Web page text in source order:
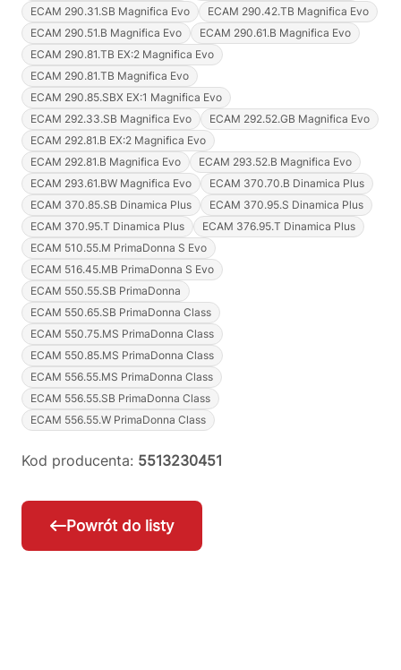
ECAM 290.31.SB Magnifica Evo
ECAM 290.42.TB Magnifica Evo
ECAM 290.51.B Magnifica Evo
ECAM 290.61.B Magnifica Evo
ECAM 290.81.TB EX:2 Magnifica Evo
ECAM 290.81.TB Magnifica Evo
ECAM 290.85.SBX EX:1 Magnifica Evo
ECAM 292.33.SB Magnifica Evo
ECAM 292.52.GB Magnifica Evo
ECAM 292.81.B EX:2 Magnifica Evo
ECAM 292.81.B Magnifica Evo
ECAM 293.52.B Magnifica Evo
ECAM 293.61.BW Magnifica Evo
ECAM 370.70.B Dinamica Plus
ECAM 370.85.SB Dinamica Plus
ECAM 370.95.S Dinamica Plus
ECAM 370.95.T Dinamica Plus
ECAM 376.95.T Dinamica Plus
ECAM 510.55.M PrimaDonna S Evo
ECAM 516.45.MB PrimaDonna S Evo
ECAM 550.55.SB PrimaDonna
ECAM 550.65.SB PrimaDonna Class
ECAM 550.75.MS PrimaDonna Class
ECAM 550.85.MS PrimaDonna Class
ECAM 556.55.MS PrimaDonna Class
ECAM 556.55.SB PrimaDonna Class
ECAM 556.55.W PrimaDonna Class
Kod producenta: 5513230451
Powrót do listy